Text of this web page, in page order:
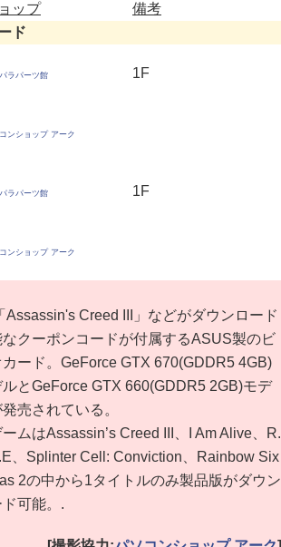
ップ
備考
ド
ラパーツ館 1F
ンショップ アーク
ラパーツ館 1F
ンショップ アーク
Creed III」などがダウンロード
クーポンコードが付属するASUS製のビ
カード。GeForce GTX 670(GDDR5 4GB)
ルとGeForce GTX 660(GDDR5 2GB)モデ
売されている。
ムはAssassin’s Creed III、I Am Alive、R.
、Splinter Cell: Conviction、Rainbow Six
2の中から1タイトルのみ製品版がダウン
ド可能。.